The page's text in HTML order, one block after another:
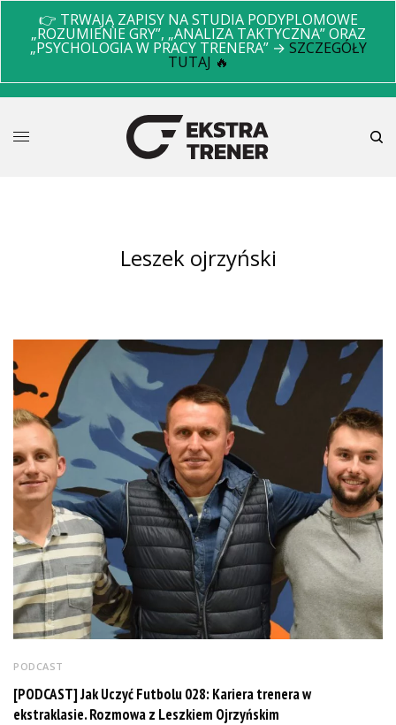
👉 TRWAJĄ ZAPISY NA STUDIA PODYPLOMOWE
„ROZUMIENIE GRY”, „ANALIZA TAKTYCZNA” ORAZ
„PSYCHOLOGIA W PRACY TRENERA” → SZCZEGÓŁY
TUTAJ 🔥
leszek ojrzyński
PODCAST
[PODCAST] Jak Uczyć Futbolu 028: Kariera trenera w
ekstraklasie. Rozmowa z Leszkiem Ojrzyńskim